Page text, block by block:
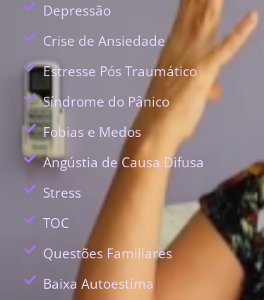
Depressão
Crise de Ansiedade
Estresse Pós Traumático
Síndrome do Pânico
Fobias e Medos
Angústia de Causa Difusa
Stress
TOC
Questões Familiares
Baixa Autoestima